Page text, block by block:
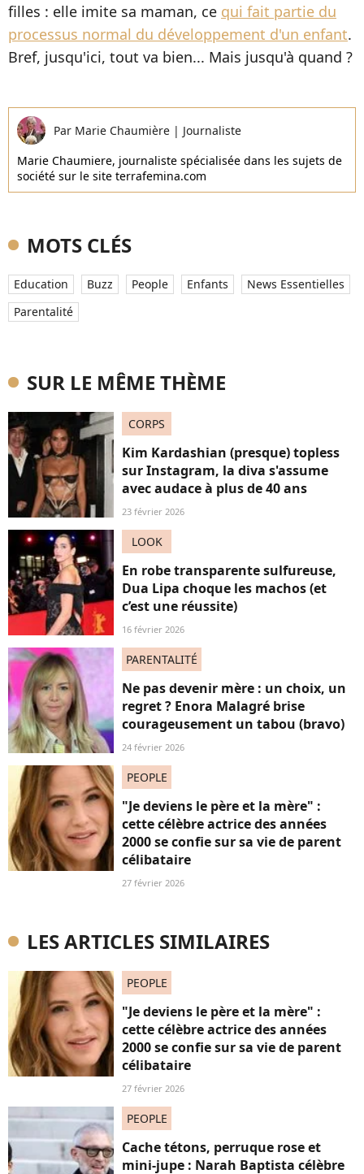
filles : elle imite sa maman, ce qui fait partie du
processus normal du développement d'un enfant.
Bref, jusqu'ici, tout va bien... Mais jusqu'à quand ?
Par Marie Chaumière | Journaliste
Marie Chaumiere, journaliste spécialisée dans les sujets de
société sur le site terrafemina.com
MOTS CLÉS
Education Buzz People Enfants
News Essentielles
Parentalité
SUR LE MÊME THÈME
CORPS
Kim Kardashian (presque) topless
sur Instagram, la diva s'assume
avec audace à plus de 40 ans
23 février 2026
LOOK
En robe transparente sulfureuse,
Dua Lipa choque les machos (et
c’est une réussite)
16 février 2026
PARENTALITÉ
Ne pas devenir mère : un choix, un
regret ? Enora Malagré brise
courageusement un tabou (bravo)
24 février 2026
PEOPLE
"Je deviens le père et la mère" :
cette célèbre actrice des années
2000 se confie sur sa vie de parent
célibataire
27 février 2026
LES ARTICLES SIMILAIRES
PEOPLE
"Je deviens le père et la mère" :
cette célèbre actrice des années
2000 se confie sur sa vie de parent
célibataire
27 février 2026
PEOPLE
Cache tétons, perruque rose et
mini-jupe : Narah Baptista célèbre